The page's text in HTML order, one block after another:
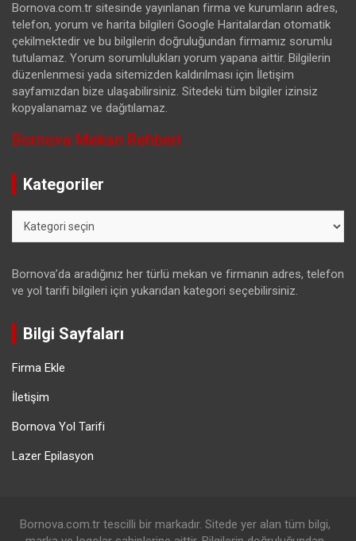
Bornova.com.tr sitesinde yayınlanan firma ve kurumların adres,
telefon, yorum ve harita bilgileri Google Haritalardan otomatik
çekilmektedir ve bu bilgilerin doğruluğundan firmamız sorumlu
tutulamaz. Yorum sorumlulukları yorum yapana aittir. Bilgilerin
düzenlenmesi yada sitemizden kaldırılması için İletişim
sayfamızdan bize ulaşabilirsiniz. Sitedeki tüm bilgiler izinsiz
kopyalanamaz ve dağıtılamaz.
Bornova Mekan Rehberi
Kategoriler
Bornova’da aradığınız her türlü mekan ve firmanın adres, telefon
ve yol tarifi bilgileri için yukarıdan kategori seçebilirsiniz.
Bilgi Sayfaları
Firma Ekle
İletişim
Bornova Yol Tarifi
Lazer Epilasyon
Bornova.com.tr tescilli bir markadır. Sitede yer alan tüm bilgi,